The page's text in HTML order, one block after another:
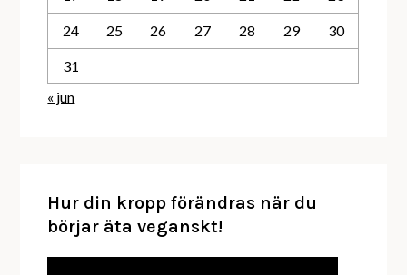
24 25 26 27 28 29 30
31
« jun
Hur din kropp förändras när du
börjar äta veganskt!